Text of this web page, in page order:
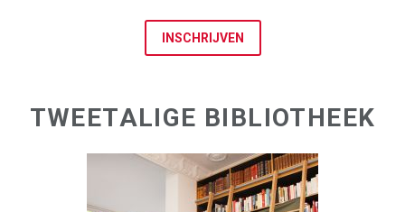
INSCHRIJVEN
TWEETALIGE BIBLIOTHEEK